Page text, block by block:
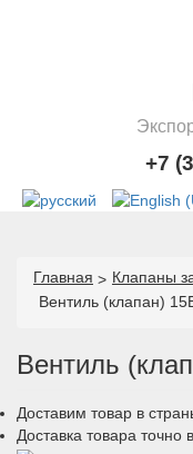
+7
Главная
Клапаны
Вентиль (клапан)
Вентиль
Доставим товар в
Доставка товара точно